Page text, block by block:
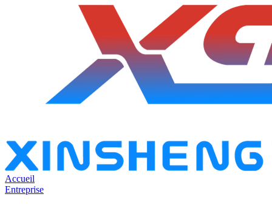
Accueil
Entreprise